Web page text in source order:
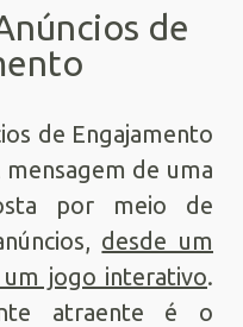
de
de Engajamento
de uma
por meio de
desde um
jogo interativo.
atraente é o